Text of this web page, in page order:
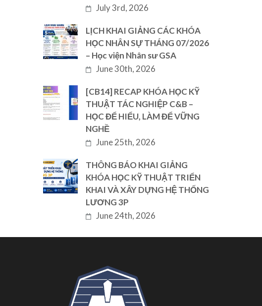
July 3rd, 2026
LỊCH KHAI GIẢNG CÁC KHÓA
HỌC NHÂN SỰ THÁNG 07/2026
– Học viện Nhân sư GSA
June 30th, 2026
[CB14] RECAP KHÓA HỌC KỸ
THUẬT TÁC NGHIỆP C&B –
HỌC ĐỂ HIỂU, LÀM ĐỂ VỮNG
NGHỀ
June 25th, 2026
THÔNG BÁO KHAI GIẢNG
KHÓA HỌC KỸ THUẬT TRIỂN
KHAI VÀ XÂY DỰNG HỆ THỐNG
LƯƠNG 3P
June 24th, 2026